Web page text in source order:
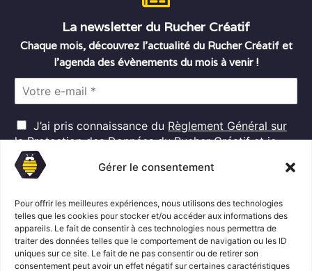
Gérer le consentement
Pour offrir les meilleures expériences, nous utilisons des technologies
telles que les cookies pour stocker et/ou accéder aux informations des
appareils. Le fait de consentir à ces technologies nous permettra de
traiter des données telles que le comportement de navigation ou les ID
uniques sur ce site. Le fait de ne pas consentir ou de retirer son
consentement peut avoir un effet négatif sur certaines caractéristiques
La newsletter du Rucher Créatif
Chaque mois, découvrez l’actualité du Rucher Créatif et
l’agenda des évènements du mois à venir !
l
*
R
G
D
P
J’ai pris connaissance du Règlement Général sur
la Protection des Donnéesdu Rucher Créatif et je
consens au traitement de mes données personnelles
dans ces conditions.*
S'abonner